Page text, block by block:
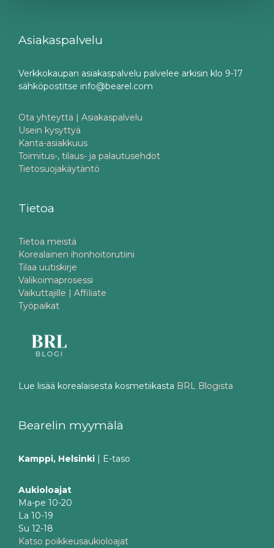
Asiakaspalvelu
Verkkokaupan asiakaspalvelu palvelee arkisin klo 9-17
sähköpostitse info@bearel.com
Ota yhteyttä | Asiakaspalvelu
Usein kysyttyä
Kanta-asiakkuus
Toimitus-, tilaus- ja palautusehdot
Tietosuojakäytäntö
Tietoa
Tietoa meistä
Korealainen ihonhoitorutiini
Tilaa uutiskirje
Valikoimaprosessi
Vaikuttajille | Affiliate
Työpaikat
Lue lisää korealaisesta kosmetiikasta BRL Blogista
Bearelin myymälä
Kamppi, Helsinki | E-taso
Aukioloajat
Ma-pe 10-20
La 10-19
Su 12-18
Katso poikkeusaukioloajat